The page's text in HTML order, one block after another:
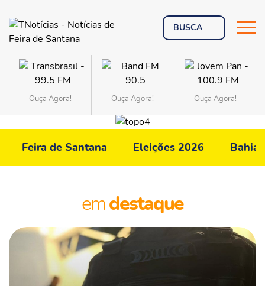
Ouça Agora! Ouça Agora! Ouça Agora!
Feira de Santana Eleições 2026 Bahia
emdestaque